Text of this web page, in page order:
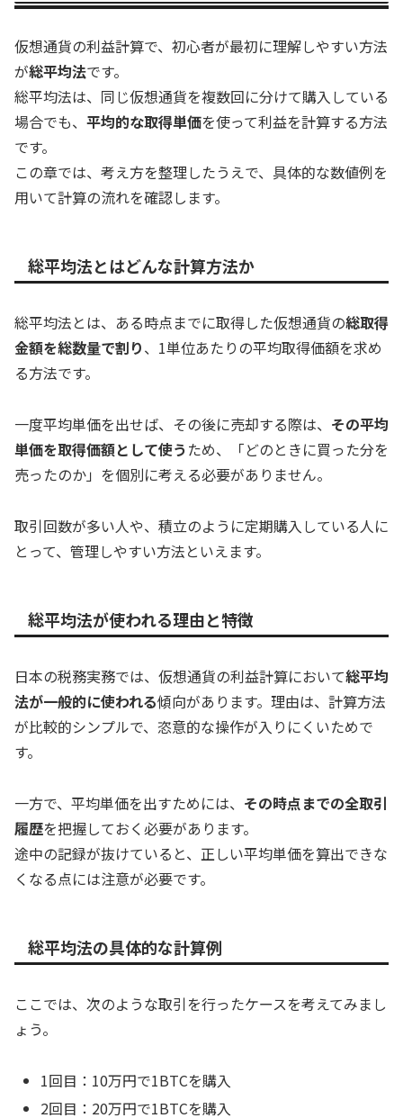
仮想通貨の利益計算で、初心者が最初に理解しやすい方法
が総平均法です。
総平均法は、同じ仮想通貨を複数回に分けて購入している
場合でも、 平均的な取得単価を使って利益を計算する方法
です。
この章では、考え方を整理したうえで、具体的な数値例を
用いて計算の流れを確認します。
総平均法とはどんな計算方法か
総平均法とは、ある時点までに取得した仮想通貨の総取得
金額を総数量で割り、1単位あたりの平均取得価額を求め
る方法です。
一度平均単価を出せば、その後に売却する際は、 その平均
単価を取得価額として使う ため、「どのときに買った分を
売ったのか」を個別に考える必要がありません。
取引回数が多い人や、積立のように定期購入している人に
とって、管理しやすい方法といえます。
総平均法が使われる理由と特徴
日本の税務実務では、仮想通貨の利益計算において総平均
法が一般的に使われる傾向があります。理由は、計算方法
が比較的シンプルで、恣意的な操作が入りにくいためで
す。
一方で、平均単価を出すためには、 その時点までの全取引
履歴を把握しておく必要があります。
途中の記録が抜けていると、正しい平均単価を算出できな
くなる点には注意が必要です。
総平均法の具体的な計算例
ここでは、次のような取引を行ったケースを考えてみまし
ょう。
1回目：10万円で1BTCを購入
2回目：20万円で1BTCを購入